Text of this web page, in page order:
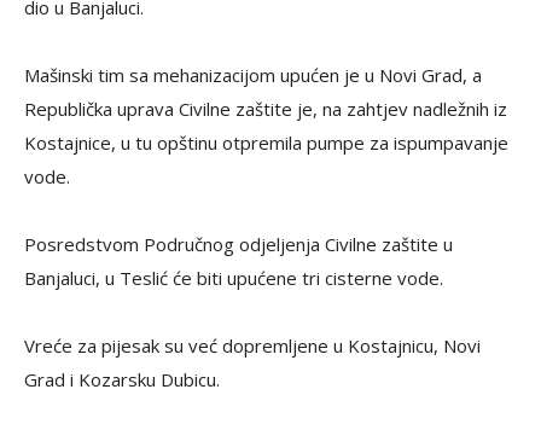
dio u Banjaluci.
Mašinski tim sa mehanizacijom upućen je u Novi Grad, a
Republička uprava Civilne zaštite je, na zahtjev nadležnih iz
Kostajnice, u tu opštinu otpremila pumpe za ispumpavanje
vode.
Posredstvom Područnog odjeljenja Civilne zaštite u
Banjaluci, u Teslić će biti upućene tri cisterne vode.
Vreće za pijesak su već dopremljene u Kostajnicu, Novi
Grad i Kozarsku Dubicu.